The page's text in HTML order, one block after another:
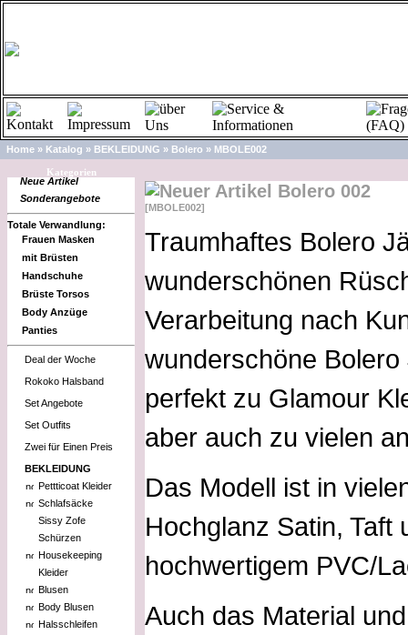
Home » Katalog » BEKLEIDUNG » Bolero » MBOLE002
Kategorien
Neue Artikel
Sonderangebote
Totale Verwandlung:
Frauen Masken
mit Brüsten
Handschuhe
Brüste Torsos
Body Anzüge
Panties
Deal der Woche
Rokoko Halsband
Set Angebote
Set Outfits
Zwei für Einen Preis
BEKLEIDUNG
Pettticoat Kleider
Schlafsäcke
Sissy Zofe
Schürzen
Housekeeping
Kleider
Blusen
Body Blusen
Halsschleifen
Bolero 002
[MBOLE002]
Traumhaftes Bolero
wunderschönen
Verarbeitung nach
wunderschöne
perfekt zu Glamour
aber auch zu vielen
Das Modell ist in
Hochglanz Satin, Taft
hochwertigem PVC/
Auch das Material